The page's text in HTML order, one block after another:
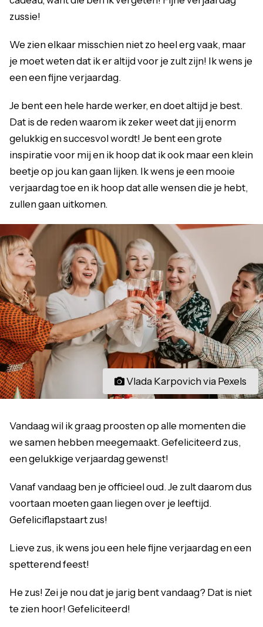
zussie!
We zien elkaar misschien niet zo heel erg vaak, maar
je moet weten dat ik er altijd voor je zult zijn! Ik wens je
een een fijne verjaardag.
Je bent een hele harde werker, en doet altijd je best.
Dat is de reden waarom ik zeker weet dat jij enorm
gelukkig en succesvol wordt! Je bent een grote
inspiratie voor mij en ik hoop dat ik ook maar een klein
beetje op jou kan gaan lijken. Ik wens je een mooie
verjaardag toe en ik hoop dat alle wensen die je hebt,
zullen gaan uitkomen.
Vlada Karpovich via Pexels
Vandaag wil ik graag proosten op alle momenten die
we samen hebben meegemaakt. Gefeliciteerd zus,
een gelukkige verjaardag gewenst!
Vanaf vandaag ben je officieel oud. Je zult daarom dus
voortaan moeten gaan liegen over je leeftijd.
Gefeliciflapstaart zus!
Lieve zus, ik wens jou een hele fijne verjaardag en een
spetterend feest!
He zus! Zei je nou dat je jarig bent vandaag? Dat is niet
te zien hoor! Gefeliciteerd!